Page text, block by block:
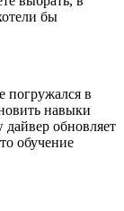
бы
погружался в
навыки
обновляет
обучение